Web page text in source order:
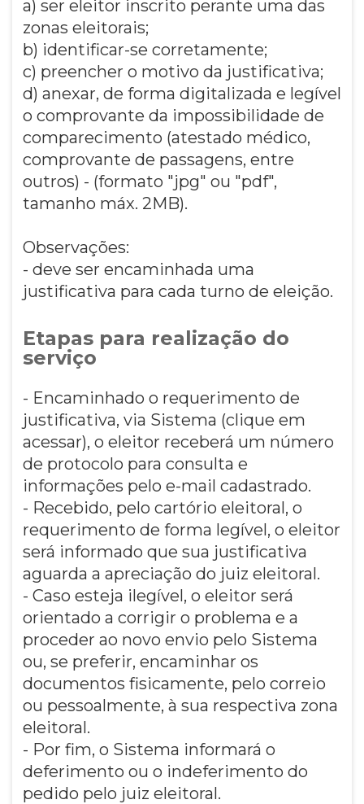
a) ser eleitor inscrito perante uma das
zonas eleitorais;
b) identificar-se corretamente;
c) preencher o motivo da justificativa;
d) anexar, de forma digitalizada e legível
o comprovante da impossibilidade de
comparecimento (atestado médico,
comprovante de passagens, entre
outros) - (formato "jpg" ou "pdf",
tamanho máx. 2MB).
Observações:
- deve ser encaminhada uma
justificativa para cada turno de eleição.
Etapas para realização do
serviço
- Encaminhado o requerimento de
justificativa, via Sistema (clique em
acessar), o eleitor receberá um número
de protocolo para consulta e
informações pelo e-mail cadastrado.
- Recebido, pelo cartório eleitoral, o
requerimento de forma legível, o eleitor
será informado que sua justificativa
aguarda a apreciação do juiz eleitoral.
- Caso esteja ilegível, o eleitor será
orientado a corrigir o problema e a
proceder ao novo envio pelo Sistema
ou, se preferir, encaminhar os
documentos fisicamente, pelo correio
ou pessoalmente, à sua respectiva zona
eleitoral.
- Por fim, o Sistema informará o
deferimento ou o indeferimento do
pedido pelo juiz eleitoral.